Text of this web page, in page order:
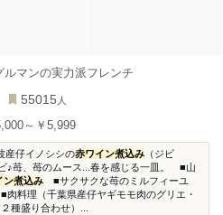
マンの実力派フレンチ
55015 人
～￥5,999
産仔イノシシの赤ワイン煮込み （ジビ
♪苺、苺のムース...春を感じる一皿。 ■山
ン煮込み ■サクサクな苺のミルフィーユ
料理（千葉県産仔ヤギモモ肉のグリエ・
種盛り合わせ）...